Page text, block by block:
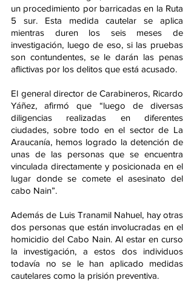
un procedimiento por barricadas en la Ruta
5 sur. Esta medida cautelar se aplica
mientras duren los seis meses de
investigación, luego de eso, si las pruebas
son contundentes, se le darán las penas
aflictivas por los delitos que está acusado.
El general director de Carabineros, Ricardo
Yáñez, afirmó que “luego de diversas
diligencias realizadas en diferentes
ciudades, sobre todo en el sector de La
Araucanía, hemos logrado la detención de
unas de las personas que se encuentra
vinculada directamente y posicionada en el
lugar donde se comete el asesinato del
cabo Nain”.
Además de Luis Tranamil Nahuel, hay otras
dos personas que están involucradas en el
homicidio del Cabo Nain. Al estar en curso
la investigación, a estos dos individuos
todavía no se le han aplicado medidas
cautelares como la prisión preventiva.